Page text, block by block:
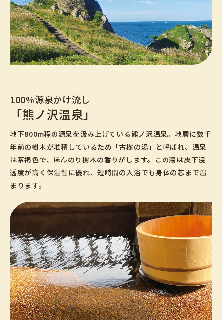
100%源泉かけ流し
「熊ノ沢温泉」
地下800m程の源泉を汲み上げている熊ノ沢温泉。地層に数千
年前の樹木が堆積しているため「古樹の湯」と呼ばれ、温泉
は茶褐色で、ほんのり樹木の香りがします。この湯は皮下浸
透度が高く保湿性に優れ、短時間の入浴でも身体の芯まで温
まります。